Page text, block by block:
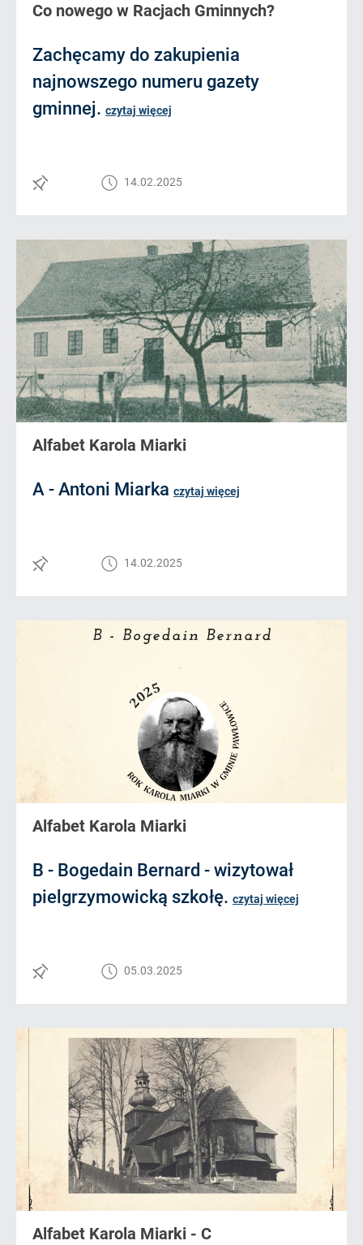
Co nowego w Racjach Gminnych?
Zachęcamy do zakupienia
najnowszego numeru gazety
gminnej. czytaj więcej
14.02.2025
Alfabet Karola Miarki
A - Antoni Miarka czytaj więcej
14.02.2025
Alfabet Karola Miarki
B - Bogedain Bernard - wizytował
pielgrzymowicką szkołę. czytaj więcej
05.03.2025
Alfabet Karola Miarki - C